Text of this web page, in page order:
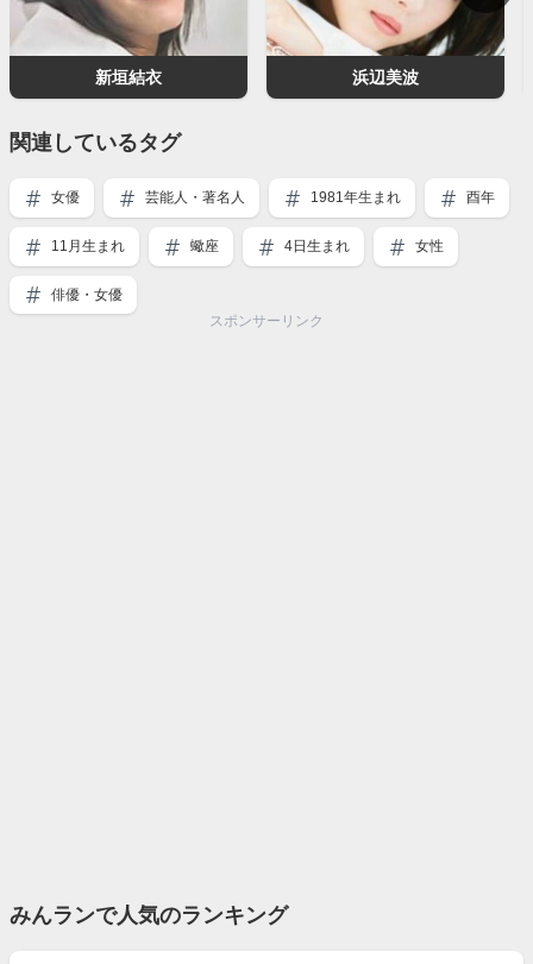
新垣結衣 浜辺美波
関連しているタグ
女優 芸能人・著名人 1981年生まれ 酉年
11月生まれ 蠍座 4日生まれ 女性
俳優・女優
スポンサーリンク
みんランで人気のランキング